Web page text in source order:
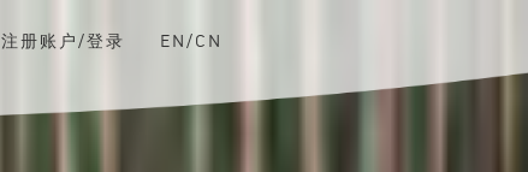
注册账户/登录 EN/CN